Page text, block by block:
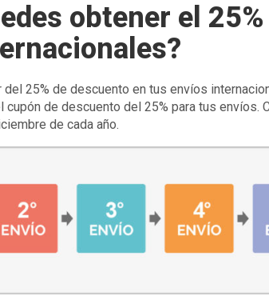
obtener el
del 25% de descuento en tus envíos
cupón de descuento del 25% para tus envíos.
de cada año.